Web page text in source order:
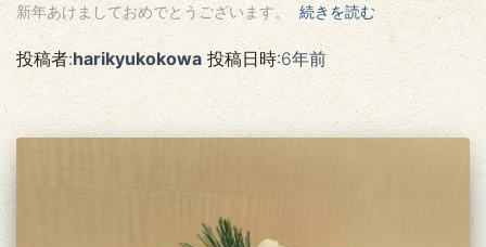
新年あけましておめでとうございます。
続きを読む
投稿者:harikyukokowa投稿日時:6年前